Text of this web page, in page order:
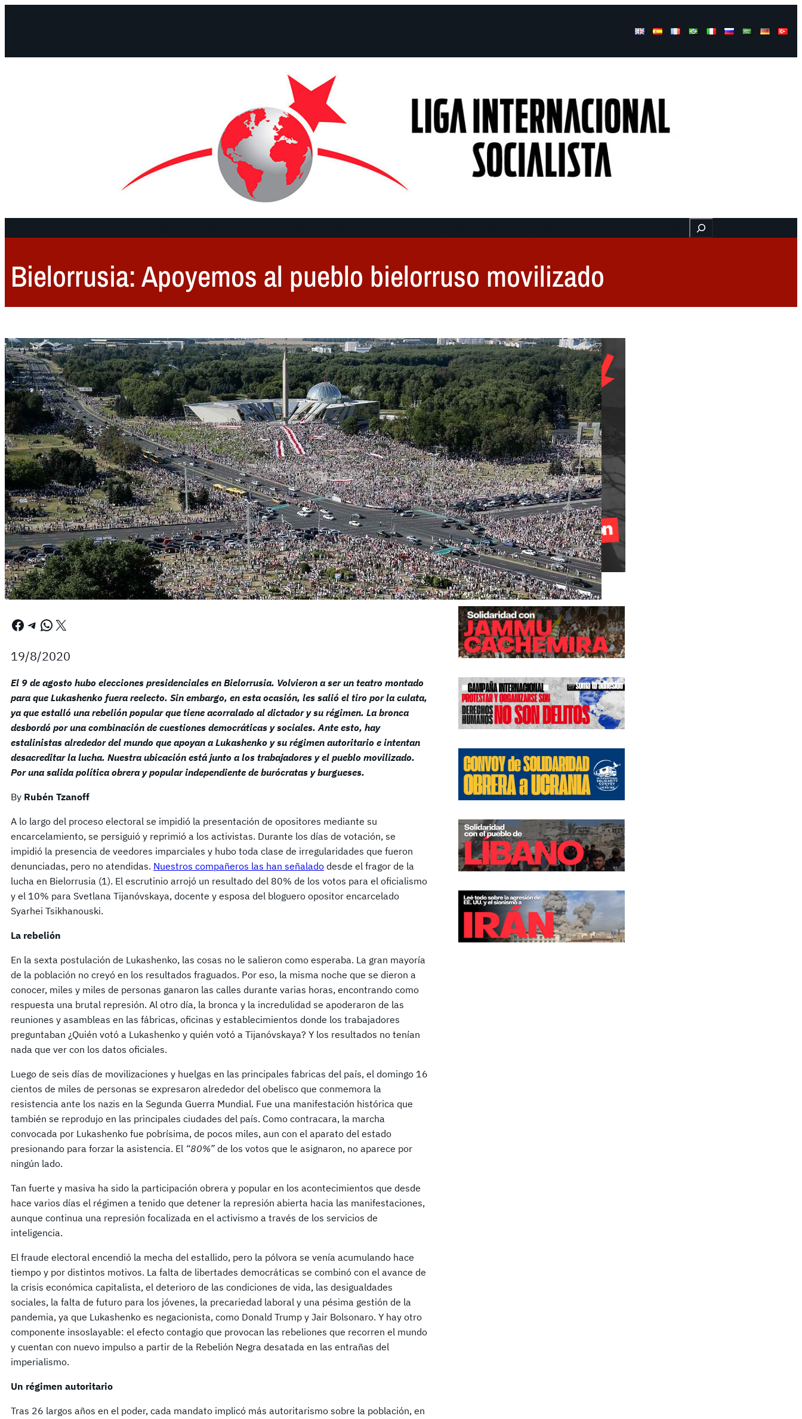
Buscar
Bielorrusia: Apoyemos al pueblo bielorruso movilizado
Facebook Telegram WhatsApp X
19/8/2020
El 9 de agosto hubo elecciones presidenciales en Bielorrusia. Volvieron a ser un teatro montado
para que Lukashenko fuera reelecto. Sin embargo, en esta ocasión, les salió el tiro por la culata,
ya que estalló una rebelión popular que tiene acorralado al dictador y su régimen. La bronca
desbordó por una combinación de cuestiones democráticas y sociales. Ante esto, hay
estalinistas alrededor del mundo que apoyan a Lukashenko y su régimen autoritario e intentan
desacreditar la lucha. Nuestra ubicación está junto a los trabajadores y el pueblo movilizado.
Por una salida política obrera y popular independiente de burócratas y burgueses.
By Rubén Tzanoff
A lo largo del proceso electoral se impidió la presentación de opositores mediante su
encarcelamiento, se persiguió y reprimió a los activistas. Durante los días de votación, se
impidió la presencia de veedores imparciales y hubo toda clase de irregularidades que fueron
denunciadas, pero no atendidas. Nuestros compañeros las han señalado desde el fragor de la
lucha en Bielorrusia (1). El escrutinio arrojó un resultado del 80% de los votos para el oficialismo
y el 10% para Svetlana Tijanóvskaya, docente y esposa del bloguero opositor encarcelado
Syarhei Tsikhanouski.
La rebelión
En la sexta postulación de Lukashenko, las cosas no le salieron como esperaba. La gran mayoría
de la población no creyó en los resultados fraguados. Por eso, la misma noche que se dieron a
conocer, miles y miles de personas ganaron las calles durante varias horas, encontrando como
respuesta una brutal represión. Al otro día, la bronca y la incredulidad se apoderaron de las
reuniones y asambleas en las fábricas, oficinas y establecimientos donde los trabajadores
preguntaban ¿Quién votó a Lukashenko y quién votó a Tijanóvskaya? Y los resultados no tenían
nada que ver con los datos oficiales.
Luego de seis días de movilizaciones y huelgas en las principales fabricas del país, el domingo 16
cientos de miles de personas se expresaron alrededor del obelisco que conmemora la
resistencia ante los nazis en la Segunda Guerra Mundial. Fue una manifestación histórica que
también se reprodujo en las principales ciudades del país. Como contracara, la marcha
convocada por Lukashenko fue pobrísima, de pocos miles, aun con el aparato del estado
presionando para forzar la asistencia. El “80%” de los votos que le asignaron, no aparece por
ningún lado.
Tan fuerte y masiva ha sido la participación obrera y popular en los acontecimientos que desde
hace varios días el régimen a tenido que detener la represión abierta hacia las manifestaciones,
aunque continua una represión focalizada en el activismo a través de los servicios de
inteligencia.
El fraude electoral encendió la mecha del estallido, pero la pólvora se venía acumulando hace
tiempo y por distintos motivos. La falta de libertades democráticas se combinó con el avance de
la crisis económica capitalista, el deterioro de las condiciones de vida, las desigualdades
sociales, la falta de futuro para los jóvenes, la precariedad laboral y una pésima gestión de la
pandemia, ya que Lukashenko es negacionista, como Donald Trump y Jair Bolsonaro. Y hay otro
componente insoslayable: el efecto contagio que provocan las rebeliones que recorren el mundo
y cuentan con nuevo impulso a partir de la Rebelión Negra desatada en las entrañas del
imperialismo.
Un régimen autoritario
Tras 26 largos años en el poder, cada mandato implicó más autoritarismo sobre la población, en
Ediciones anteriores